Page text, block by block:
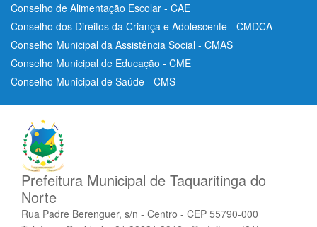
Conselho de Alimentação Escolar - CAE
Conselho dos Direitos da Criança e Adolescente - CMDCA
Conselho Municipal da Assistência Social - CMAS
Conselho Municipal de Educação - CME
Conselho Municipal de Saúde - CMS
Prefeitura Municipal de Taquaritinga do
Norte
Rua Padre Berenguer, s/n - Centro - CEP 55790-000